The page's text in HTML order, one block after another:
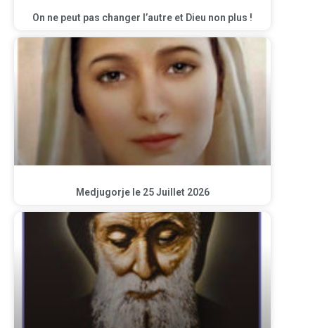
On ne peut pas changer l’autre et Dieu non plus !
Medjugorje le 25 Juillet 2026